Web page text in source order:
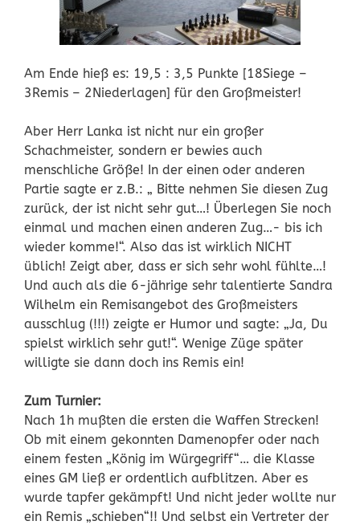
Am Ende hieß es: 19,5 : 3,5 Punkte [18Siege –
3Remis – 2Niederlagen] für den Großmeister!
Aber Herr Lanka ist nicht nur ein großer
Schachmeister, sondern er bewies auch
menschliche Größe! In der einen oder anderen
Partie sagte er z.B.: „ Bitte nehmen Sie diesen Zug
zurück, der ist nicht sehr gut…! Überlegen Sie noch
einmal und machen einen anderen Zug…- bis ich
wieder komme!“. Also das ist wirklich NICHT
üblich! Zeigt aber, dass er sich sehr wohl fühlte…!
Und auch als die 6-jährige sehr talentierte Sandra
Wilhelm ein Remisangebot des Großmeisters
ausschlug (!!!) zeigte er Humor und sagte: „Ja, Du
spielst wirklich sehr gut!“. Wenige Züge später
willigte sie dann doch ins Remis ein!
Zum Turnier:
Nach 1h mußten die ersten die Waffen Strecken!
Ob mit einem gekonnten Damenopfer oder nach
einem festen „König im Würgegriff“… die Klasse
eines GM ließ er ordentlich aufblitzen. Aber es
wurde tapfer gekämpft! Und nicht jeder wollte nur
ein Remis „schieben“!! Und selbst ein Vertreter der